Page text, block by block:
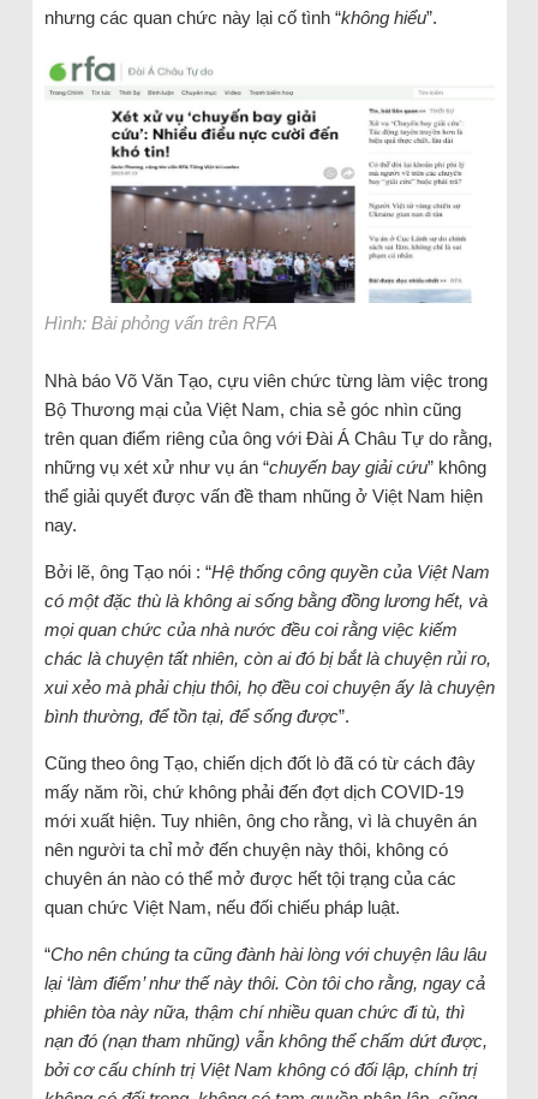
nhưng các quan chức này lại cố tình “không hiểu”.
Hình: Bài phỏng vấn trên RFA
Nhà báo Võ Văn Tạo, cựu viên chức từng làm việc trong
Bộ Thương mại của Việt Nam, chia sẻ góc nhìn cũng
trên quan điểm riêng của ông với Đài Á Châu Tự do rằng,
những vụ xét xử như vụ án “chuyến bay giải cứu” không
thể giải quyết được vấn đề tham nhũng ở Việt Nam hiện
nay.
Bởi lẽ, ông Tạo nói : “Hệ thống công quyền của Việt Nam
có một đặc thù là không ai sống bằng đồng lương hết, và
mọi quan chức của nhà nước đều coi rằng việc kiếm
chác là chuyện tất nhiên, còn ai đó bị bắt là chuyện rủi ro,
xui xẻo mà phải chịu thôi, họ đều coi chuyện ấy là chuyện
bình thường, để tồn tại, để sống được”.
Cũng theo ông Tạo, chiến dịch đốt lò đã có từ cách đây
mấy năm rồi, chứ không phải đến đợt dịch COVID-19
mới xuất hiện. Tuy nhiên, ông cho rằng, vì là chuyên án
nên người ta chỉ mở đến chuyện này thôi, không có
chuyên án nào có thể mở được hết tội trạng của các
quan chức Việt Nam, nếu đối chiếu pháp luật.
“Cho nên chúng ta cũng đành hài lòng với chuyện lâu lâu
lại ‘làm điểm’ như thế này thôi. Còn tôi cho rằng, ngay cả
phiên tòa này nữa, thậm chí nhiều quan chức đi tù, thì
nạn đó (nạn tham nhũng) vẫn không thể chấm dứt được,
bởi cơ cấu chính trị Việt Nam không có đối lập, chính trị